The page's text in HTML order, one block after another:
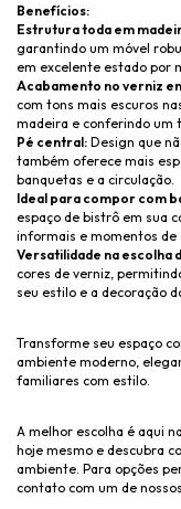
Benefícios:
Estrutura toda em
garantindo um móvel
em excelente estado por
Acabamento no verniz
com tons mais escuros
madeira e conferindo um
Pé central: Design que
também oferece mais
banquetas e a circulação.
Ideal para compor com
espaço de bistrô em sua
informais e momentos de
Versatilidade na escolha
cores de verniz,
seu estilo e a decoração
Transforme seu espaço
ambiente moderno,
familiares com estilo.
A melhor escolha é aqui na
hoje mesmo e descubra
ambiente. Para opções
contato com um de